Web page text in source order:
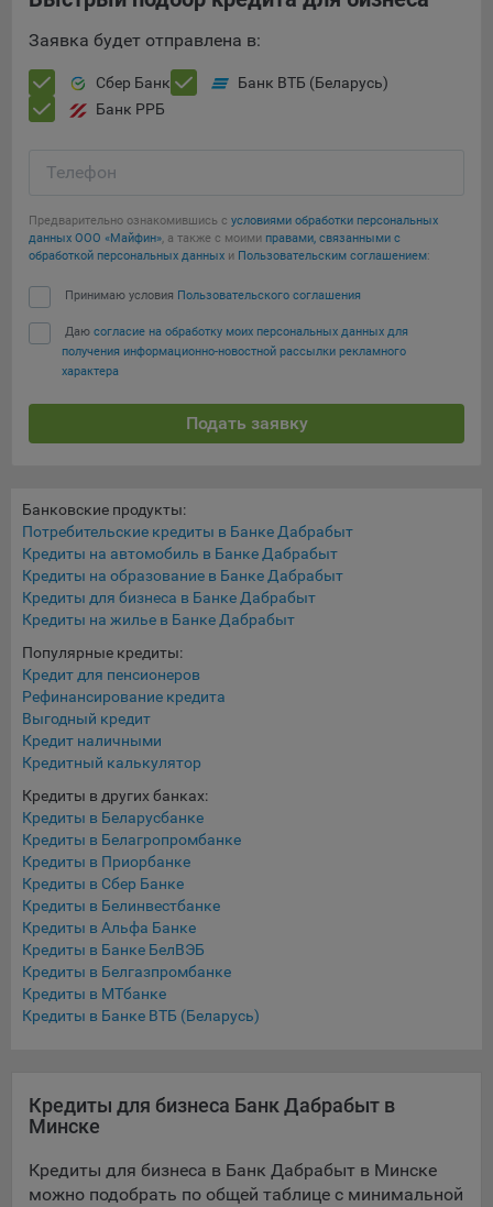
данной цели:
Сервис хранения информации, предоставляемый
технолоджи», 220069 г. Минск, пр-т Дзержинского, д.3Б,
Рекламные Cookie
Отключение рекламных cookie-файлы не позволит
принимать меры по совершенствованию работы
Сайта, исходя из предпочтений пользователя, а также
осуществлять подбор рекламы, иных рекламных
материалов по наиболее актуальному, подходящему
назначению для каждого конкретного пользователя.
Компании, которым мы поручаем обработку данных для
Яндекса рекламная сеть (Yandex Mobile Ads, ADFOX) -
сервис показа контекстной рекламы. Адрес: Yandex
Europe AG, Werftestrasse 4, CH-6005 Luzern, Switzerland.
Google Ads - сервис показа контекстной рекламы,
предоставляемый компанией Google Ireland Ltd, Gordon
Сохранить мои изменения
Заявка будет отправлена в:
Сбер Банк
Банк ВТБ (Беларусь)
Банк РРБ
Телефон
Предварительно ознакомившись с условиями обработки персональных
данных ООО «Майфин», а также с моими правами, связанными с
обработкой персональных данных и Пользовательским соглашением:
Принимаю условия Пользовательского соглашения
Даю согласие на обработку моих персональных данных для
получения информационно-новостной рассылки рекламного
характера
Подать заявку
Банковские продукты:
Потребительские кредиты в Банке Дабрабыт
Кредиты на автомобиль в Банке Дабрабыт
Кредиты на образование в Банке Дабрабыт
Кредиты для бизнеса в Банке Дабрабыт
Кредиты на жилье в Банке Дабрабыт
Популярные кредиты:
Кредит для пенсионеров
Рефинансирование кредита
Выгодный кредит
Кредит наличными
Кредитный калькулятор
Кредиты в других банках:
Кредиты в Беларусбанке
Кредиты в Белагропромбанке
Кредиты в Приорбанке
Кредиты в Сбер Банке
Кредиты в Белинвестбанке
Кредиты в Альфа Банке
Кредиты в Банке БелВЭБ
Кредиты в Белгазпромбанке
Кредиты в МТбанке
Кредиты в Банке ВТБ (Беларусь)
Кредиты для бизнеса Банк Дабрабыт в
Минске
Кредиты для бизнеса в Банк Дабрабыт в Минске
можно подобрать по общей таблице с минимальной